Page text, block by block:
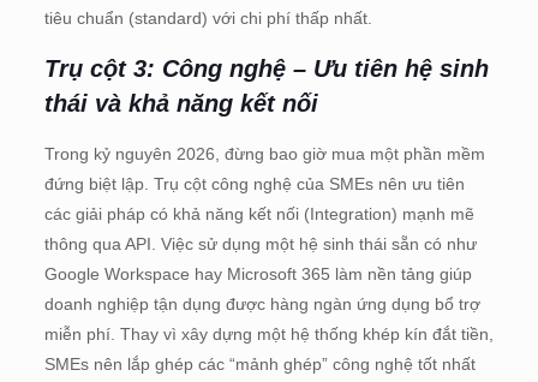
tiêu chuẩn (standard) với chi phí thấp nhất.
Trụ cột 3: Công nghệ – Ưu tiên hệ sinh
thái và khả năng kết nối
Trong kỷ nguyên 2026, đừng bao giờ mua một phần mềm
đứng biệt lập. Trụ cột công nghệ của SMEs nên ưu tiên
các giải pháp có khả năng kết nối (Integration) mạnh mẽ
thông qua API. Việc sử dụng một hệ sinh thái sẵn có như
Google Workspace hay Microsoft 365 làm nền tảng giúp
doanh nghiệp tận dụng được hàng ngàn ứng dụng bổ trợ
miễn phí. Thay vì xây dựng một hệ thống khép kín đắt tiền,
SMEs nên lắp ghép các “mảnh ghép” công nghệ tốt nhất